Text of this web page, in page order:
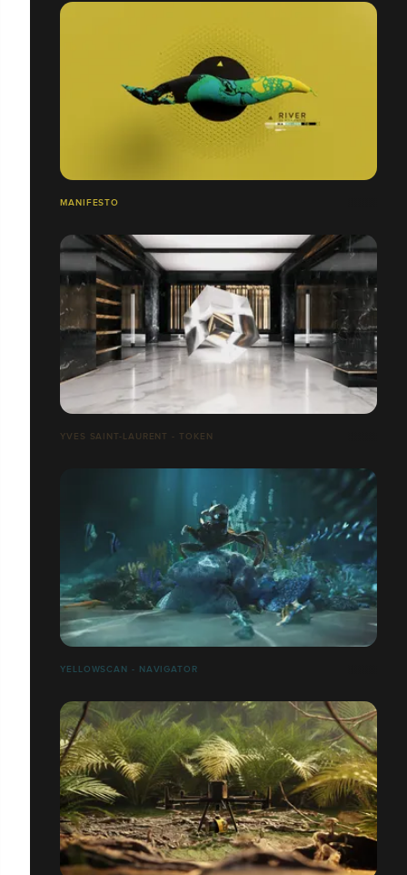
MANIFESTO
YVES SAINT-LAURENT - TOKEN
YELLOWSCAN - NAVIGATOR